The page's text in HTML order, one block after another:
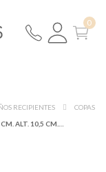
RECIPIENTES
COPAS